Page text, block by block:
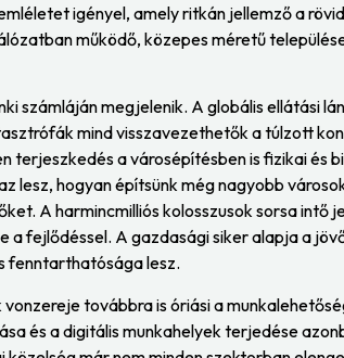
igényel, amely ritkán jellemző a
működő, közepes méretű
számláján megjelenik. A globális ellátási
mind visszavezethetők a túlzott
terjeszkedés a városépítésben is fizikai és
lesz, hogyan építsünk még nagyobb
A harmincmilliós kolosszusok sorsa intő
fejlődéssel. A gazdasági siker alapja a
fenntarthatósága lesz.
továbbra is óriási a
és a digitális munkahelyek terjedése